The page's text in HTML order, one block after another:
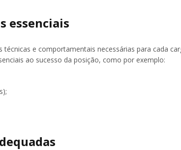
essenciais
e comportamentais necessárias para cada
ao sucesso da posição, como por exemplo: